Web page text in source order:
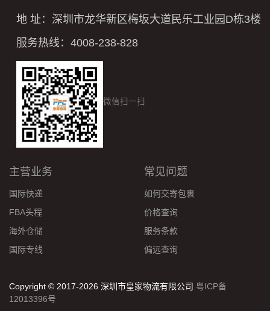
地 址：深圳市龙华新区梅坂大道民乐工业园D栋3楼
服务热线：4008-238-828
微信扫一扫
主营业务
国际快递
FBA头程
海外仓储
国际专线
常见问题
如何交寄包裹
价格查询
服务条款
偏远查询
Copyright © 2017-2026 深圳市皇家物流有限公司 粤ICP备
12013396号